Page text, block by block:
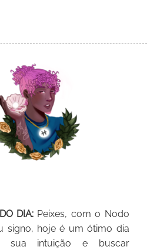
DIA: Peixes, com o Nodo
signo, hoje é um ótimo dia
sua intuição e buscar